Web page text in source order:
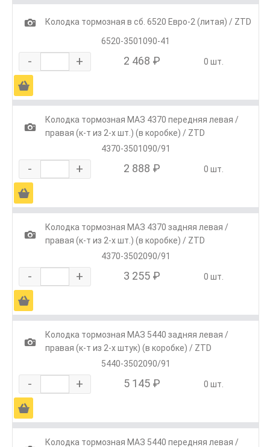
1
Колодка тормозная в сб. 6520 Евро-2 (литая) / ZTD
6520-3501090-41
- + 2 468 ₽ 0 шт.
Ä
1
Колодка тормозная МАЗ 4370 передняя левая /
правая (к-т из 2-х шт.) (в коробке) / ZTD
4370-3501090/91
- + 2 888 ₽ 0 шт.
Ä
1
Колодка тормозная МАЗ 4370 задняя левая /
правая (к-т из 2-х шт.) (в коробке) / ZTD
4370-3502090/91
- + 3 255 ₽ 0 шт.
Ä
1
Колодка тормозная МАЗ 5440 задняя левая /
правая (к-т из 2-х штук) (в коробке) / ZTD
5440-3502090/91
- + 5 145 ₽ 0 шт.
Ä
Колодка тормозная МАЗ 5440 передняя левая /